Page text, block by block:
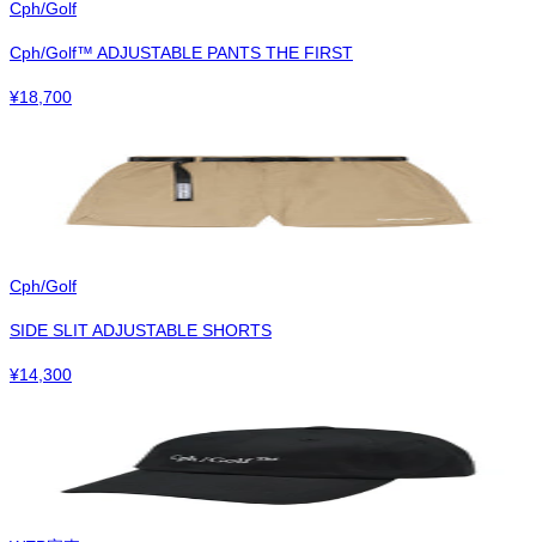
Cph/Golf
Cph/Golf™︎ ADJUSTABLE PANTS THE FIRST
¥18,700
Cph/Golf
SIDE SLIT ADJUSTABLE SHORTS
¥14,300